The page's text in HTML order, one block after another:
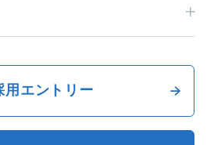
用エントリー